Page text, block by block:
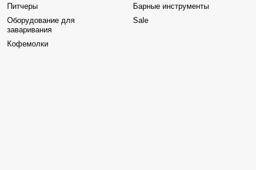
Питчеры
Оборудование для
заваривания
Кофемолки
Барные инструменты
Sale